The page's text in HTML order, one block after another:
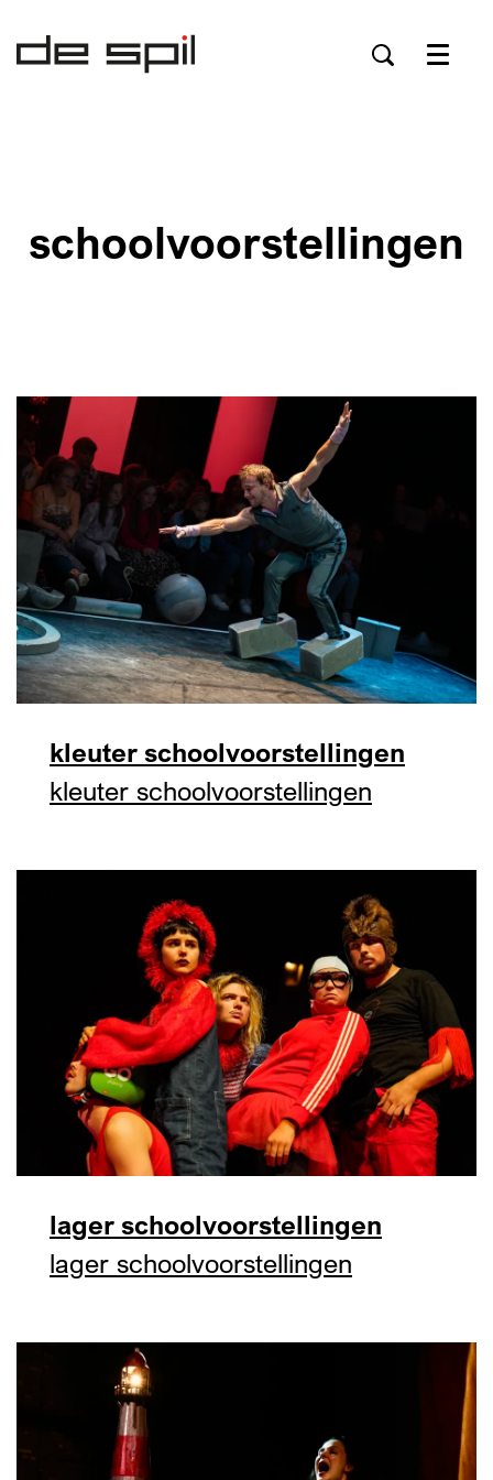
Menu
schoolvoorstellingen
kleuter schoolvoorstellingen
kleuter schoolvoorstellingen
lager schoolvoorstellingen
lager schoolvoorstellingen